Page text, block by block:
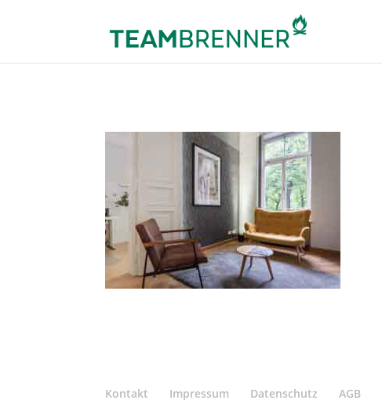
Kontakt Impressum Datenschutz AGB